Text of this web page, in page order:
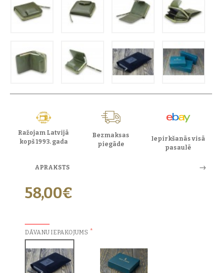
Ražojam Latvijā
kopš 1993. gada
Bezmaksas
piegāde
Iepirkšanās visā
pasaulē
APRAKSTS
58,00€
DĀVANU IEPAKOJUMS